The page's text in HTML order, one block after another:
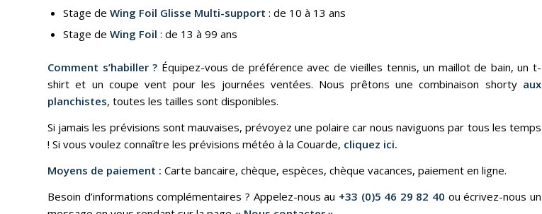
Stage de Wing Foil Glisse Multi-support : de 10 à 13 ans
Stage de Wing Foil : de 13 à 99 ans
Comment s’habiller ? Équipez-vous de préférence avec de vieilles tennis, un maillot de bain, un t-
shirt et un coupe vent pour les journées ventées. Nous prêtons une combinaison shorty aux
planchistes, toutes les tailles sont disponibles.
Si jamais les prévisions sont mauvaises, prévoyez une polaire car nous naviguons par tous les temps
! Si vous voulez connaître les prévisions météo à la Couarde, cliquez ici.
Moyens de paiement : Carte bancaire, chèque, espèces, chèque vacances, paiement en ligne.
Besoin d’informations complémentaires ? Appelez-nous au +33 (0)5 46 29 82 40 ou écrivez-nous un